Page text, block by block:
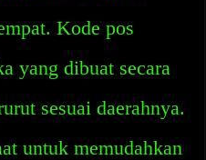
Kode pos
yang dibuat secara
sesuai daerahnya.
untuk memudahkan